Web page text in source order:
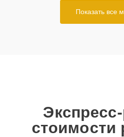
Показать все
стоимости